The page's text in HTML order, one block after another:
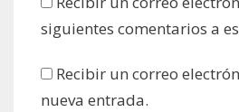
siguientes comentarios a
Recibir un correo
nueva entrada.